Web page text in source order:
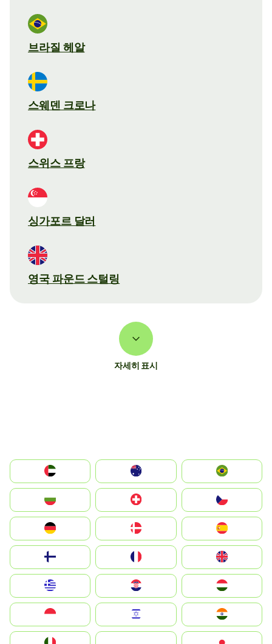
브라질 헤알
스웨덴 크로나
스위스 프랑
싱가포르 달러
영국 파운드 스털링
자세히 표시
الإمارات العربية المتحدة
Switzerland
Deutschland
United Kingdom
Magyarország